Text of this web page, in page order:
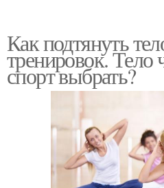
Как подтянуть
тренировок. Тело
спорт выбрать?